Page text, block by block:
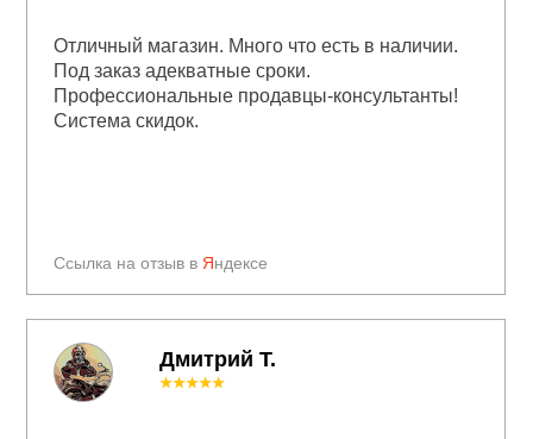
Ссылка на отзыв в Яндексе
Отличный магазин. Много что есть в наличии.
Под заказ адекватные сроки.
Профессиональные продавцы-консультанты!
Система скидок.
★★★★★
Дмитрий Т.